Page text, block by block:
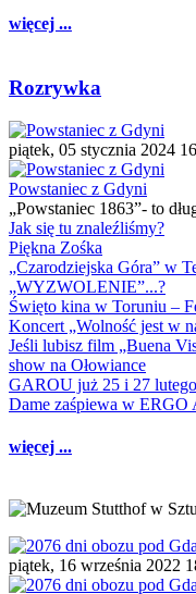
więcej ...
Rozrywka
piątek, 05 stycznia 2024
Powstaniec z Gdyni
„Powstaniec 1863”- to
Jak się tu znaleźliśmy?
Piękna Zośka
„Czarodziejska Góra” w
„WYZWOLENIE”...?
Święto kina w Toruniu –
Koncert „Wolność jest w
Jeśli lubisz film „Buena
show na Ołowiance
GAROU już 25 i 27
Dame zaśpiewa w ERGO
więcej ...
piątek, 16 września 2022